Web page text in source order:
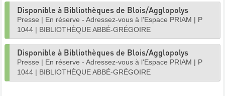
Disponible à Bibliothèques de Blois/Agglopolys
Presse | En réserve - Adressez-vous à l'Espace PRIAM | P
1044 | BIBLIOTHÈQUE ABBÉ-GRÉGOIRE
Disponible à Bibliothèques de Blois/Agglopolys
Presse | En réserve - Adressez-vous à l'Espace PRIAM | P
1044 | BIBLIOTHÈQUE ABBÉ-GRÉGOIRE